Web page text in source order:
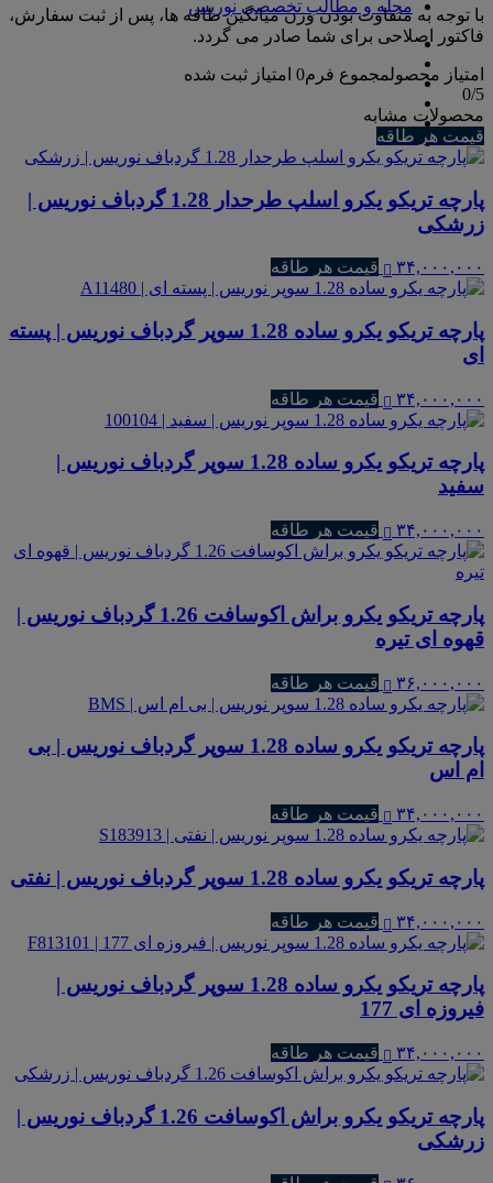
مجله و مطالب تخصصی نوریس
با توجه به متفاوت بودن وزن میانگین طاقه ها، پس از ثبت سفارش،
فاکتور اصلاحی برای شما صادر می گردد.
امتیاز محصولمجموع فرم0 امتیاز ثبت شده
0/5
محصولات مشابه
قیمت هر طاقه
پارچه تریکو یکرو اسلپ طرحدار 1.28 گردباف نوریس |
زرشکی
۳۴,۰۰۰,۰۰۰ قیمت هر طاقه
پارچه تریکو یکرو ساده 1.28 سوپر گردباف نوریس | پسته
ای
۳۴,۰۰۰,۰۰۰ قیمت هر طاقه
پارچه تریکو یکرو ساده 1.28 سوپر گردباف نوریس |
سفید
۳۴,۰۰۰,۰۰۰ قیمت هر طاقه
پارچه تریکو یکرو براش اکوسافت 1.26 گردباف نوریس |
قهوه ای تیره
۳۶,۰۰۰,۰۰۰ قیمت هر طاقه
پارچه تریکو یکرو ساده 1.28 سوپر گردباف نوریس | بی
ام اس
۳۴,۰۰۰,۰۰۰ قیمت هر طاقه
پارچه تریکو یکرو ساده 1.28 سوپر گردباف نوریس | نفتی
۳۴,۰۰۰,۰۰۰ قیمت هر طاقه
پارچه تریکو یکرو ساده 1.28 سوپر گردباف نوریس |
فیروزه ای 177
۳۴,۰۰۰,۰۰۰ قیمت هر طاقه
پارچه تریکو یکرو براش اکوسافت 1.26 گردباف نوریس |
زرشکی